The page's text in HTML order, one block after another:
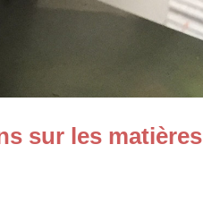
sur les matières